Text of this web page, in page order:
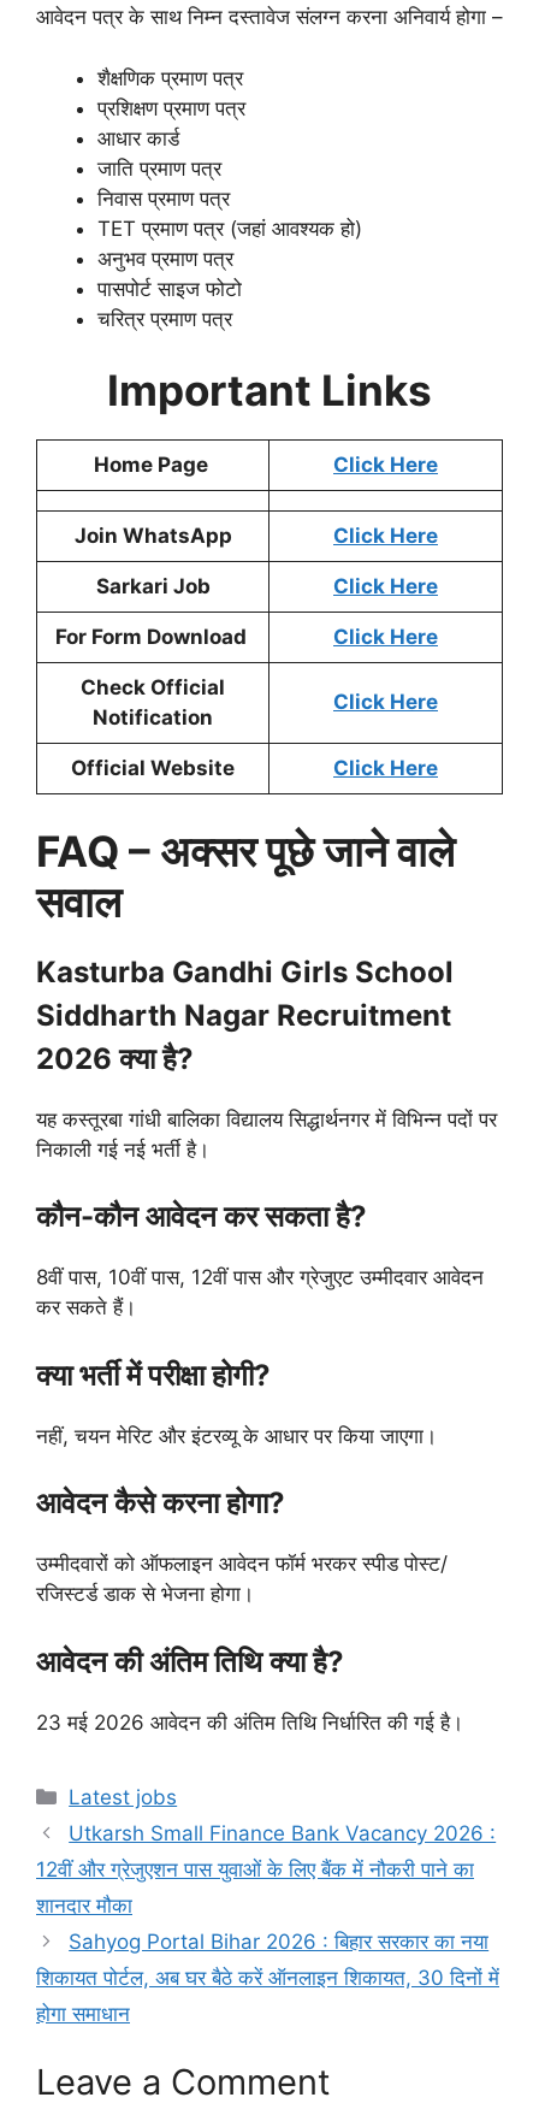
आवेदन पत्र के साथ निम्न दस्तावेज संलग्न करना अनिवार्य होगा –
शैक्षणिक प्रमाण पत्र
प्रशिक्षण प्रमाण पत्र
आधार कार्ड
जाति प्रमाण पत्र
निवास प्रमाण पत्र
TET प्रमाण पत्र (जहां आवश्यक हो)
अनुभव प्रमाण पत्र
पासपोर्ट साइज फोटो
चरित्र प्रमाण पत्र
Important Links
Home Page Click Here
Join WhatsApp Click Here
Sarkari Job Click Here
For Form Download Click Here
Check Official
Notification
Click Here
Official Website Click Here
FAQ – अक्सर पूछे जाने वाले
सवाल
Kasturba Gandhi Girls School
Siddharth Nagar Recruitment
2026 क्या है?
यह कस्तूरबा गांधी बालिका विद्यालय सिद्धार्थनगर में विभिन्न पदों पर
निकाली गई नई भर्ती है।
कौन-कौन आवेदन कर सकता है?
8वीं पास, 10वीं पास, 12वीं पास और ग्रेजुएट उम्मीदवार आवेदन
कर सकते हैं।
क्या भर्ती में परीक्षा होगी?
नहीं, चयन मेरिट और इंटरव्यू के आधार पर किया जाएगा।
आवेदन कैसे करना होगा?
उम्मीदवारों को ऑफलाइन आवेदन फॉर्म भरकर स्पीड पोस्ट/
रजिस्टर्ड डाक से भेजना होगा।
आवेदन की अंतिम तिथि क्या है?
23 मई 2026 आवेदन की अंतिम तिथि निर्धारित की गई है।
Latest jobs
Utkarsh Small Finance Bank Vacancy 2026 :
12वीं और ग्रेजुएशन पास युवाओं के लिए बैंक में नौकरी पाने का
शानदार मौका
Sahyog Portal Bihar 2026 : बिहार सरकार का नया
शिकायत पोर्टल, अब घर बैठे करें ऑनलाइन शिकायत, 30 दिनों में
होगा समाधान
Leave a Comment